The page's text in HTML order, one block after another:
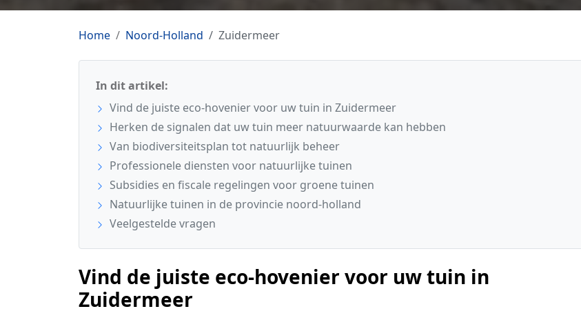
Home Noord-Holland Zuidermeer
In dit artikel:
Vind de juiste eco-hovenier voor uw tuin in Zuidermeer
Herken de signalen dat uw tuin meer natuurwaarde kan hebben
Van biodiversiteitsplan tot natuurlijk beheer
Professionele diensten voor natuurlijke tuinen
Subsidies en fiscale regelingen voor groene tuinen
Natuurlijke tuinen in de provincie noord-holland
Veelgestelde vragen
Vind de juiste eco-hovenier voor uw tuin in
Zuidermeer